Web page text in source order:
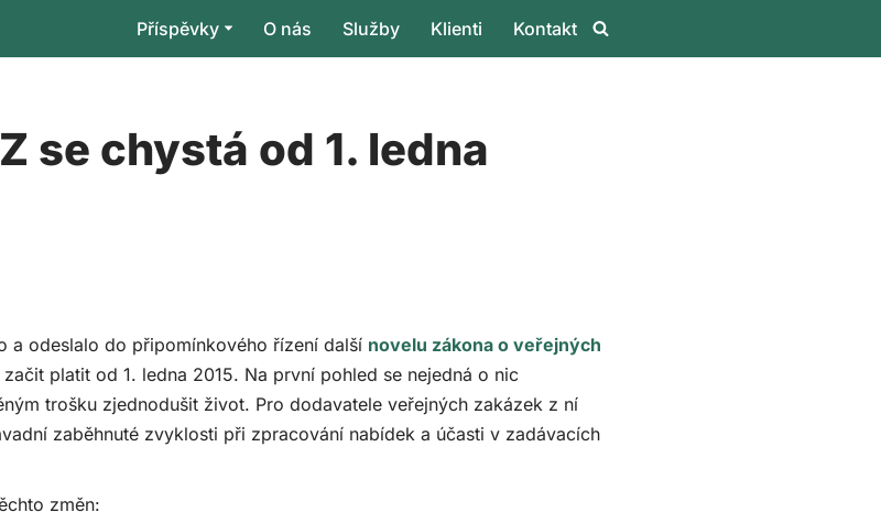
Příspěvky O nás Služby Klienti Kontakt
se chystá od 1. ledna
a odeslalo do připomínkového řízení další novelu zákona o veřejných
platit od 1. ledna 2015. Na první pohled se nejedná o nic
trošku zjednodušit život. Pro dodavatele veřejných zakázek z ní
zaběhnuté zvyklosti při zpracování nabídek a účasti v zadávacích
změn: